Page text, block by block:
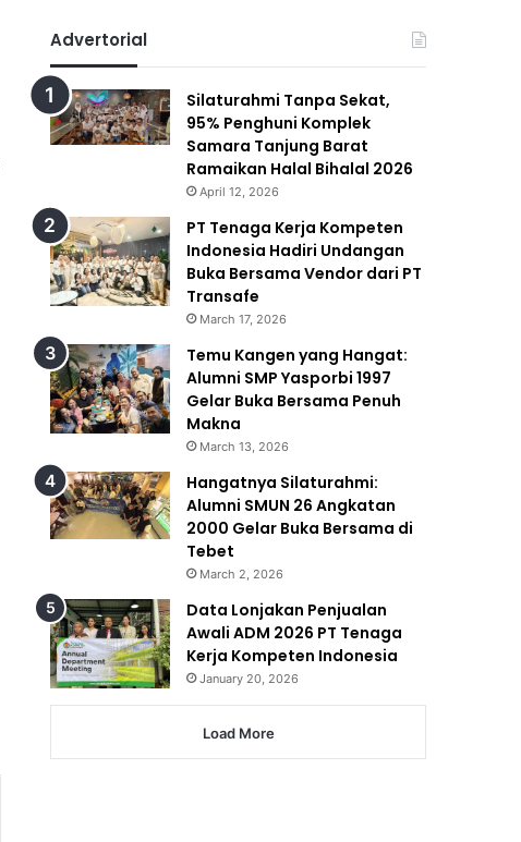
Advertorial
Silaturahmi Tanpa Sekat,
95% Penghuni Komplek
Samara Tanjung Barat
Ramaikan Halal Bihalal 2026
April 12, 2026
PT Tenaga Kerja Kompeten
Indonesia Hadiri Undangan
Buka Bersama Vendor dari PT
Transafe
March 17, 2026
Temu Kangen yang Hangat:
Alumni SMP Yasporbi 1997
Gelar Buka Bersama Penuh
Makna
March 13, 2026
Hangatnya Silaturahmi:
Alumni SMUN 26 Angkatan
2000 Gelar Buka Bersama di
Tebet
March 2, 2026
Data Lonjakan Penjualan
Awali ADM 2026 PT Tenaga
Kerja Kompeten Indonesia
January 20, 2026
Load More